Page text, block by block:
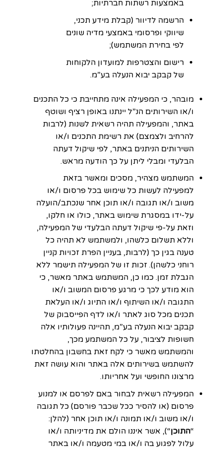
באמצעות רשתות חברתיות;
הרשמה לדיוור (קבלת מידע תכני,
שיווקי ופרסומי באמצעי מדיה שונים
לפי בחירת המשתמש);
רישום והצטרפות למועדון הלקוחות
של קבקב יבוא הנעלה בע”מ.
מובהר, כי המפעילה אינה מתחייבת כי כל התכנים
ו/או השירותים הנ”ל יינתנו באופן רציף ושוטף
באתר, והמפעילה תהיה רשאית לשנות (לרבות
להרחיב ולצמצם) את רשימת התכנים ו/או
השירותים הניתנים באתר, לפי שיקול דעתה
הבלעדי ומבלי ליתן על כך הודעה מראש.
המשתמש מצהיר, מסכים ומאשר בזאת
למפעילה לעשות כל שימוש בכל פרסום ו/או
משוב ו/או תגובה ו/או תוכן אחר שנכתב/הועלה
על-ידו במסגרת שימוש באתר, כולו או חלקו,
וזאת על-פי שיקול דעתה הבלעדי של המפעילה,
וללא תשלום כלשהו, ולמשתמש לא תהיה כל
טענה בגין כך (לרבות, בעניין הפרת זכויות קניין
רוחני כלשהן). זכות זו של המפעילה תישמר ללא
הגבלת זמן. כמו כן, המשתמש באתר מאשר, כי
הוא מודע לכך כי מרגע פרסום המשוב ו/או
התגובה ו/או השיתוף ו/או התיוג ו/או העלאת
תכנים מכל סוג לאתר ו/או לדף הפייסבוק של
קבקב יבוא הנעלה בע”מ, תהיינה פעולותיו אלה
חשופות לציבור, על כל המשתמע מכך,
והמשתמש מאשר כי לקח זאת בחשבון בהחלטתו
להשתמש בשירותים אלה באתר והוא עושה זאת
מרצונו החופשי ועל אחריותו.
המפעילה רשאית לבחור באם לפרסם או למנוע
פרסום (או להסיר ככל שכבר פורסם) כל תגובה
ו/או משוב ו/או תמונה ו/או תוכן אחר (להלן:
“התוכן“), אשר איננו הולם את מדיניותה ו/או
עלול לפגוע בה ו/או במי מטעמה ו/או באתר